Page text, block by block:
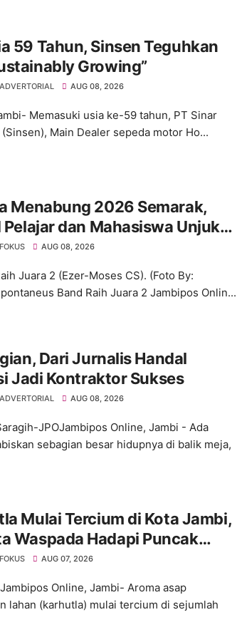
59 Tahun, Sinsen Teguhkan
Growing”
ADVERTORIAL AUG 08, 2026
Memasuki usia ke-59 tahun, PT Sinar
Main Dealer sepeda motor Ho...
Menabung 2026 Semarak,
Pelajar dan Mahasiswa Unjuk
Banjuran Budayo,
Raih Juara 2
FOKUS AUG 08, 2026
Juara 2 (Ezer-Moses CS). (Foto By:
Band Raih Juara 2 Jambipos Onlin...
Dari Jurnalis Handal
Jadi Kontraktor Sukses
ADVERTORIAL AUG 08, 2026
JPOJambipos Online, Jambi - Ada
sebagian besar hidupnya di balik meja,
Mulai Tercium di Kota Jambi,
Waspada Hadapi Puncak
FOKUS AUG 07, 2026
Online, Jambi- Aroma asap
lahan (karhutla) mulai tercium di sejumlah